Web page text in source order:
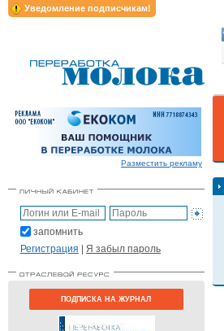
Уведомление подписчикам!
Разместить рекламу
запомнить
Регистрация | Я забыл пароль
ПОДПИСКА НА ЖУРНАЛ